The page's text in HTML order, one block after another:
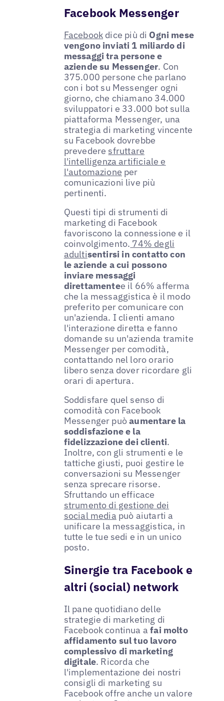
Facebook Messenger
Facebook dice più di Ogni mese
vengono inviati 1 miliardo di
messaggi tra persone e
aziende su Messenger. Con
375.000 persone che parlano
con i bot su Messenger ogni
giorno, che chiamano 34.000
sviluppatori e 33.000 bot sulla
piattaforma Messenger, una
strategia di marketing vincente
su Facebook dovrebbe
prevedere sfruttare
l'intelligenza artificiale e
l'automazione per
comunicazioni live più
pertinenti.
Questi tipi di strumenti di
marketing di Facebook
favoriscono la connessione e il
coinvolgimento. 74% degli
adultisentirsi in contatto con
le aziende a cui possono
inviare messaggi
direttamentee il 66% afferma
che la messaggistica è il modo
preferito per comunicare con
un'azienda. I clienti amano
l'interazione diretta e fanno
domande su un'azienda tramite
Messenger per comodità,
contattando nel loro orario
libero senza dover ricordare gli
orari di apertura.
Soddisfare quel senso di
comodità con Facebook
Messenger puòaumentare la
soddisfazione e la
fidelizzazione dei clienti.
Inoltre, con gli strumenti e le
tattiche giusti, puoi gestire le
conversazioni su Messenger
senza sprecare risorse.
Sfruttando un efficace
strumento di gestione dei
social media può aiutarti a
unificare la messaggistica, in
tutte le tue sedi e in un unico
posto.
Sinergie tra Facebook e
altri (social) network
Il pane quotidiano delle
strategie di marketing di
Facebook continua afai molto
affidamento sul tuo lavoro
complessivo di marketing
digitale. Ricorda che
l'implementazione dei nostri
consigli di marketing su
Facebook offre anche un valore